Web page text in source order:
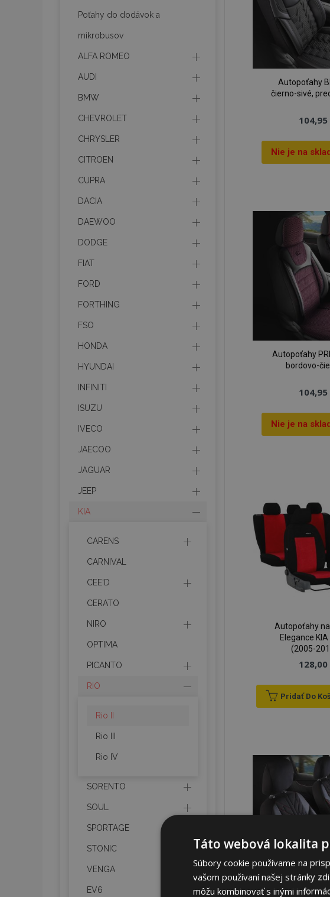
Autopoťahy
čierno-sivé,
104,95
Nie je na
Autopoťahy
bordovo-
104,95
Nie je na
Autopoťahy
Elegance KIA
(2005-
128,00
Pridať Do
Poťahy do dodávok a
mikrobusov
ALFA ROMEO
AUDI
BMW
CHEVROLET
CHRYSLER
CITROEN
CUPRA
DACIA
DAEWOO
DODGE
FIAT
FORD
FORTHING
FSO
HONDA
HYUNDAI
INFINITI
ISUZU
IVECO
JAECOO
JAGUAR
JEEP
KIA
CARENS
CARNIVAL
CEE'D
CERATO
NIRO
OPTIMA
PICANTO
RIO
Rio II
Rio III
Rio IV
SORENTO
SOUL
SPORTAGE
STONIC
VENGA
EV6
Táto webová lokalita
Súbory cookie používame na
vašom používaní našej stránky
môžu kombinovať s inými